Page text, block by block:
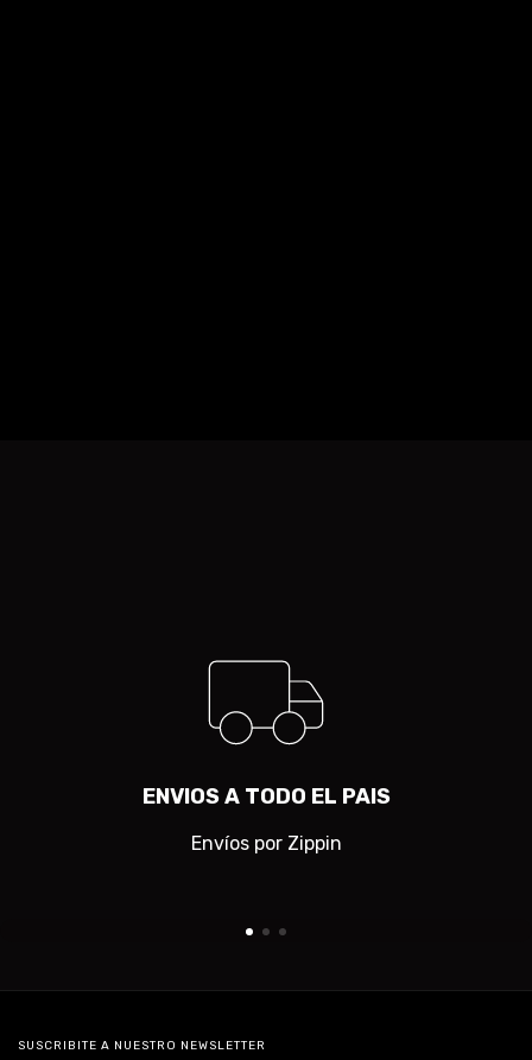
ENVIOS A TODO EL PAIS
Envíos por Zippin
SUSCRIBITE A NUESTRO NEWSLETTER